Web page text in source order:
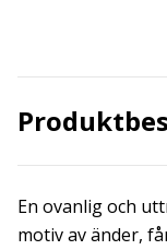
En ovanlig och
motiv av änder,